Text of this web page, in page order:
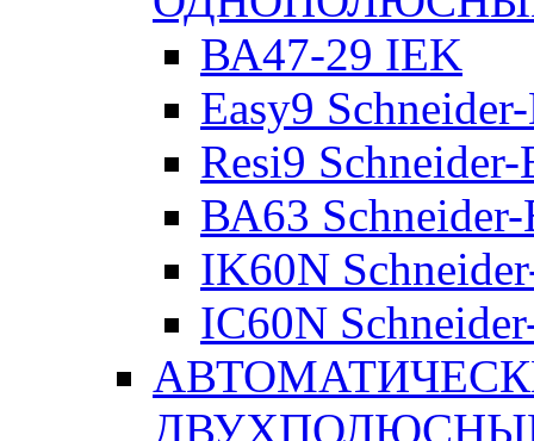
ВА47-29 IEK
Easy9
Resi9
ВА63
IK60N
IC60N